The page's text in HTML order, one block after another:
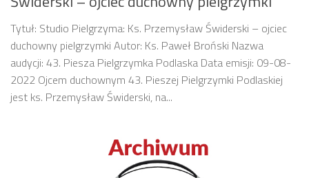
Tytuł: Studio Pielgrzyma: Ks. Przemysław Świderski – ojciec
duchowny pielgrzymki Autor: Ks. Paweł Broński Nazwa
audycji: 43. Piesza Pielgrzymka Podlaska Data emisji: 09-08-
2022 Ojcem duchownym 43. Pieszej Pielgrzymki Podlaskiej
jest ks. Przemysław Świderski, na...